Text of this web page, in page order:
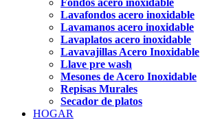
Lavafondos acero inoxidable
Lavamanos acero inoxidable
Lavaplatos acero inoxidable
Lavavajillas Acero Inoxidable
Llave pre wash
Mesones de Acero Inoxidable
Repisas Murales
Secador de platos
HOGAR